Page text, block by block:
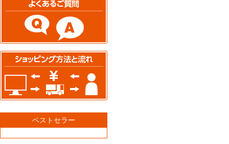
ベストセラー